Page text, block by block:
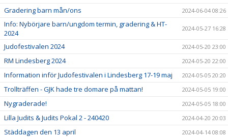
Gradering barn mån/ons
2024-06-04 08:26
Info: Nybörjare barn/ungdom termin, gradering & HT-
2024
2024-05-27 16:28
Judofestivalen 2024 2024-05-20 23:00
RM Lindesberg 2024 2024-05-20 22:00
Information inför Judofestivalen i Lindesberg 17-19 maj 2024-05-05 20:20
Trollträffen - GJK hade tre domare på mattan! 2024-05-05 19:00
Nygraderade! 2024-05-05 18:00
Lilla Judits & Judits Pokal 2 - 240420 2024-04-20 20:03
Städdagen den 13 april 2024-04-14 08:08